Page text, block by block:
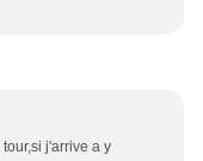
j'arrive a y